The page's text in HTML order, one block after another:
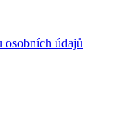
osobních údajů